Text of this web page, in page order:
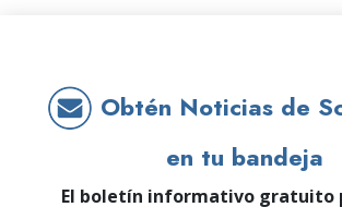
Obtén Noticias de
en tu bandeja
El boletín informativo gratuito